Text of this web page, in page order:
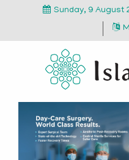
Sunday, 9 August